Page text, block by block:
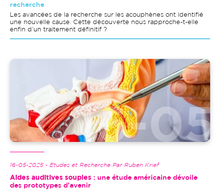
recherche
Les avancées de la recherche sur les acouphènes ont identifié
une nouvelle cause. Cette découverte nous rapproche-t-elle
enfin d’un traitement définitif ?
Image
16-05-2025 - Etudes et Recherche Par Ruben Krief
Aides auditives souples : une étude américaine dévoile
des prototypes d’avenir